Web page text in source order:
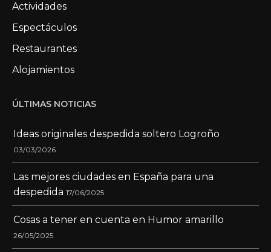
Actividades
Espectáculos
Restaurantes
Alojamientos
ÚLTIMAS NOTICIAS
Ideas originales despedida soltero Logroño
03/03/2026
Las mejores ciudades en España para una
despedida 17/06/2025
Cosas a tener en cuenta en Humor amarillo
26/05/2025